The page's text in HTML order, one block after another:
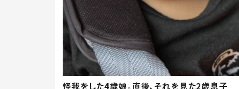
怪我をした4歳娘。直後、それを見た2歳息子